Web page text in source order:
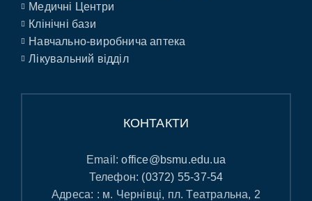
Медичні Центри
Клінічні бази
Навчально-виробнича аптека
Лікувальний відділ
КОНТАКТИ
Email:office@bsmu.edu.ua
Телефон: (0372) 55-37-54
Адреса: : м. Чернівці, пл. Театральна, 2